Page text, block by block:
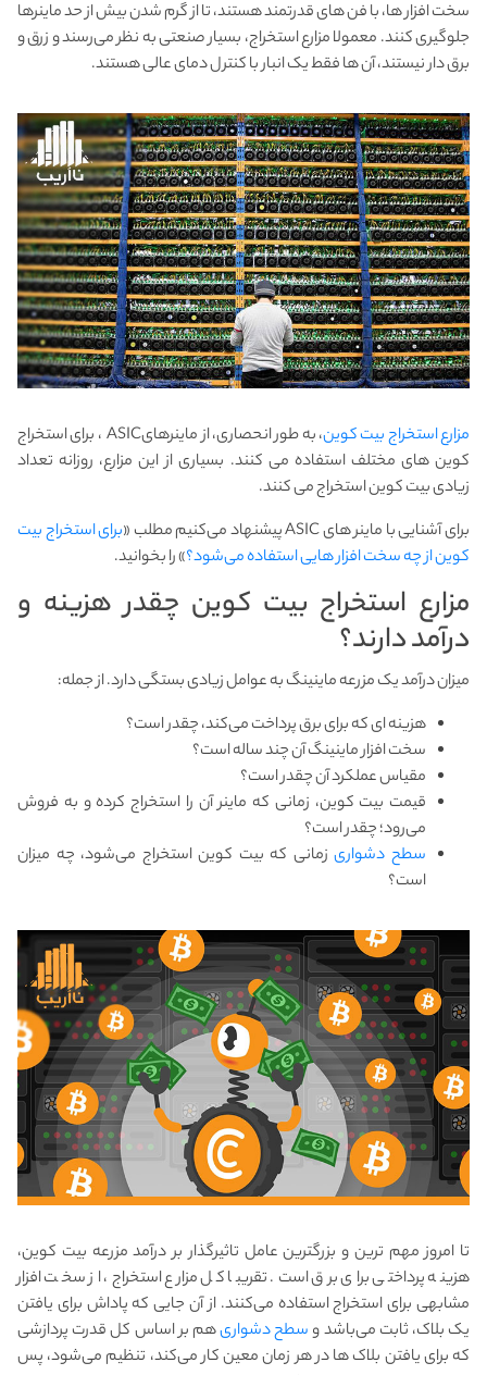
سخت افزار ها، با فن های قدرتمند هستند، تا از گرم شدن بیش از حد ماینرها
جلوگیری کنند. معمولا مزارع استخراج، بسیار صنعتی به نظر می‌رسند و زرق و
برق دار نیستند، آن ها فقط یک انبار با کنترل دمای عالی هستند.
مزارع استخراج بیت کوین
، به طور انحصاری، از ماینرهایASIC ، برای استخراج
کوین های مختلف استفاده می کنند. بسیاری از این مزارع، روزانه تعداد
زیادی بیت کوین استخراج می کنند.
برای آشنایی با ماینر های ASIC پیشنهاد می‌کنیم مطلب «
برای استخراج بیت
کوین از چه سخت افزار هایی استفاده می‌شود؟» را بخوانید.
مزارع استخراج بیت کوین چقدر هزینه و
درآمد دارند؟
میزان درآمد یک مزرعه ماینینگ به عوامل زیادی بستگی دارد. از جمله:
هزینه ای که برای برق پرداخت می‌کند، چقدر است؟
سخت افزار ماینینگ آن چند ساله است؟
مقیاس عملکرد آن چقدر است؟
قیمت بیت کوین، زمانی که ماینر آن را استخراج کرده و به فروش
می‌رود؛ چقدر است؟
سطح دشواریزمانی که بیت کوین استخراج می‌شود، چه میزان
است؟
تا امروز مهم ترین و بزرگترین عامل تاثیرگذار بر درآمد مزرعه بیت کوین،
هزینه پرداختی برای برق است. تقریبا کل مزارع استخراج، از سخت افزار
مشابهی برای استخراج استفاده می‌کنند. از آن جایی که پاداش برای یافتن
یک بلاک، ثابت می‌باشد وسطح دشواریهم بر اساس کل قدرت پردازشی
که برای یافتن بلاک ها در هر زمان معین کار می‌کند، تنظیم می‌شود، پس